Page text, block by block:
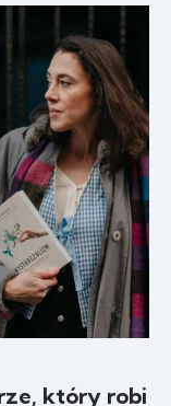
który robi